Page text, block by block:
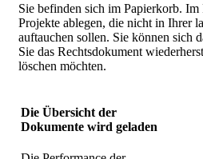
Sie befinden sich im Papierkorb.
Projekte ablegen, die nicht in Ihrer
auftauchen sollen. Sie können sich
Sie das Rechtsdokument
löschen möchten.
Die Übersicht der
Dokumente wird geladen